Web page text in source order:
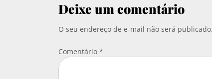
Deixe um comentário
O seu endereço de e-mail não será publicado.
Comentário *